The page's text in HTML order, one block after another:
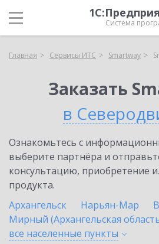
Система
Главная Сервисы ИТС Smartway
Заказать
в
Ознакомьтесь с
выберите партнёра и
консультацию, приобретение
продукта.
Архангельск
Нарьян-Мар
Мирный (Архангельская
все населенные пункты